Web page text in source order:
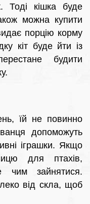
Тоді кішка буде
можна купити
порцію корму
кіт буде йти із
будити
їй не повинно
допоможуть
іграшки. Якщо
для птахів,
чим зайнятися.
від скла, щоб